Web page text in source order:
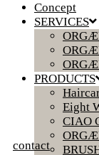
contact
Concept
SERVICES
PRODUCTS
Eight
CIAO